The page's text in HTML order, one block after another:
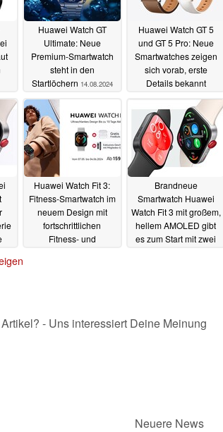
Huawei Watch GT
Ultimate: Neue
Premium-Smartwatch
steht in den
Startlöchern 14.08.2024
Huawei Watch GT 5
und GT 5 Pro: Neue
Smartwatches zeigen
sich vorab, erste
Details bekannt
Huawei Watch Fit 3:
Fitness-Smartwatch im
neuem Design mit
fortschrittlichen
Fitness- und
Brandneue
Smartwatch Huawei
Watch Fit 3 mit großem,
hellem AMOLED gibt
es zum Start mit zwei
- Uns interessiert Deine Meinung
Neuere News